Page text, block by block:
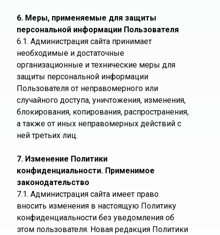
6. Меры, применяемые для защиты
персональной информации Пользователя
6.1. Администрация сайта принимает
необходимые и достаточные
организационные и технические меры для
защиты персональной информации
Пользователя от неправомерного или
случайного доступа, уничтожения, изменения,
блокирования, копирования, распространения,
а также от иных неправомерных действий с
ней третьих лиц.
7. Изменение Политики
конфиденциальности. Применимое
законодательство
7.1. Администрация сайта имеет право
вносить изменения в настоящую Политику
конфиденциальности без уведомления об
этом пользователя. Новая редакция Политики